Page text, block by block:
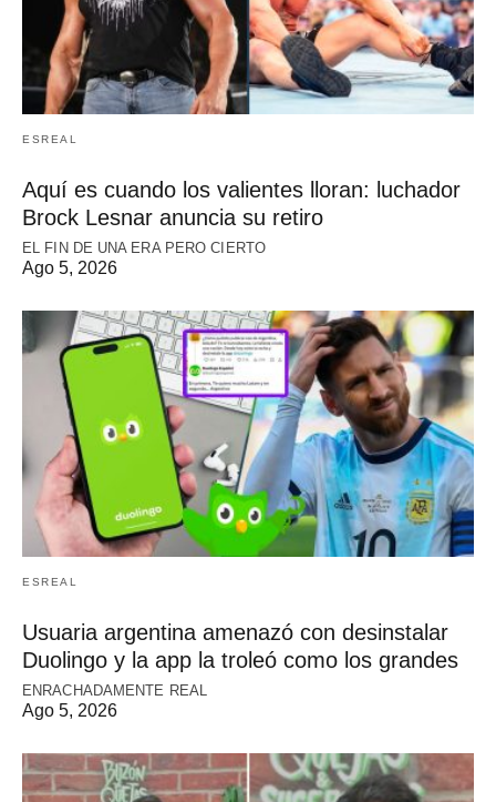
ESREAL
Aquí es cuando los valientes lloran: luchador
Brock Lesnar anuncia su retiro
EL FIN DE UNA ERA PERO CIERTO
Ago 5, 2026
ESREAL
Usuaria argentina amenazó con desinstalar
Duolingo y la app la troleó como los grandes
ENRACHADAMENTE REAL
Ago 5, 2026